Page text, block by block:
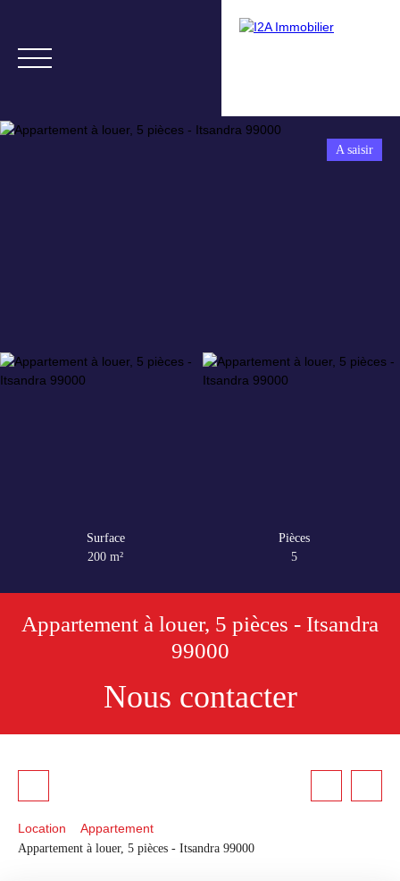
A saisir
Surface
200m²
Pièces
5
Appartement à louer, 5 pièces - Itsandra
99000
Nous contacter
Location
Appartement
Appartement à louer, 5 pièces - Itsandra 99000